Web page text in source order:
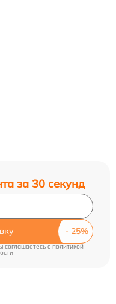
за 30 секунд
соглашаетесь cполитикой